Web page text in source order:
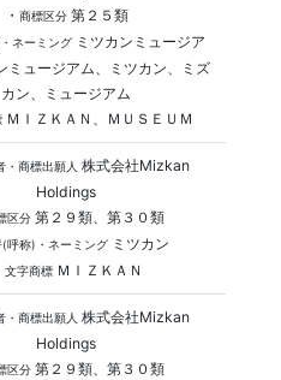
・ 商標区分第２５類
ネーミングミツカンミュージア
ミュージアム、ミツカン、ミズ
カン、ミュージアム
ＭＩＺＫＡＮ、ＭＵＳＥＵＭ
・商標出願人 株式会社Mizkan
Holdings
区分第２９類、第３０類
(呼称)・ネーミングミツカン
文字商標ＭＩＺＫＡＮ
・商標出願人 株式会社Mizkan
Holdings
区分第２９類、第３０類